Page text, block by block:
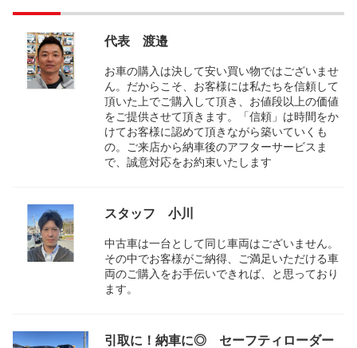
代表 渡邉
お車の購入は決して安い買い物ではございませ
ん。だからこそ、お客様には私たちを信頼して
頂いた上でご購入して頂き、お値段以上の価値
をご提供させて頂きます。「信頼」は時間をか
けてお客様に認めて頂きながら築いていくも
の。ご来店から納車後のアフターサービスま
で、誠意対応をお約束いたします
スタッフ 小川
中古車は一台として同じ車両はございません。
その中でお客様がご納得、ご満足いただける車
両のご購入をお手伝いできれば、と思っており
ます。
引取に！納車に◎ セーフティローダー